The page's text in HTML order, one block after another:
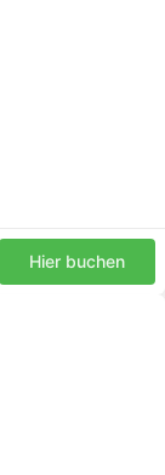
Hier buchen